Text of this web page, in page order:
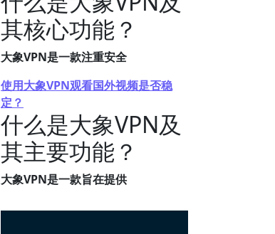
其核心功能？
大象VPN是一款注重安全
使用大象VPN观看国外视频是否稳
定？
什么是大象VPN及
其主要功能？
大象VPN是一款旨在提供